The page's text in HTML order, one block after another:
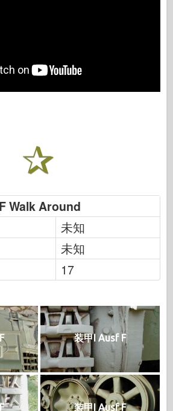
Walk Around
未知
未知
17
装甲I Ausf F
装甲I Ausf F